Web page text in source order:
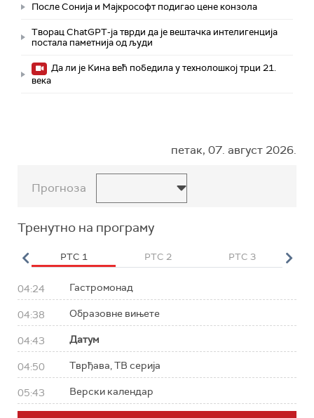
После Сонија и Мајкрософт подигао цене конзола
Творац ChatGPT-ја тврди да је вештачка интелигенција
постала паметнија од људи
Да ли је Кина већ победила у технолошкој трци 21.
века
петак, 07. август 2026.
Прогноза
Тренутно на програму
РТС 1 РТС 2 РТС 3
04:24 Гастромонад
04:38 Образовне вињете
04:43 Датум
04:50 Тврђава, ТВ серија
05:43 Верски календар